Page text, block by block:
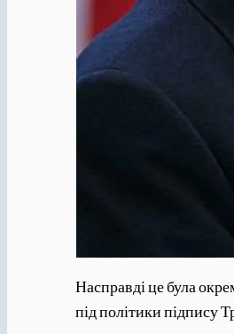
Насправді це була
під політики підпису